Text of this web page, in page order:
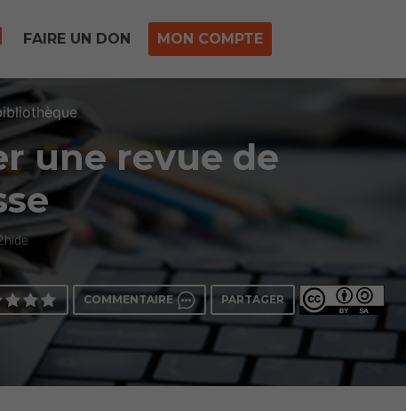
FAIRE UN DON MON COMPTE
une revue de
COMMENTAIRE PARTAGER